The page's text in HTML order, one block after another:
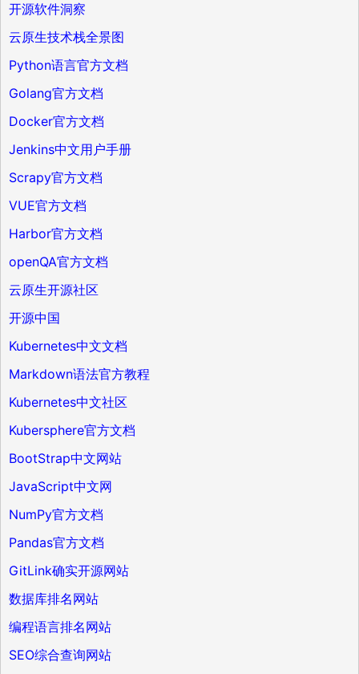
开源软件洞察
云原生技术栈全景图
Python语言官方文档
Golang官方文档
Docker官方文档
Jenkins中文用户手册
Scrapy官方文档
VUE官方文档
Harbor官方文档
openQA官方文档
云原生开源社区
开源中国
Kubernetes中文文档
Markdown语法官方教程
Kubernetes中文社区
Kubersphere官方文档
BootStrap中文网站
JavaScript中文网
NumPy官方文档
Pandas官方文档
GitLink确实开源网站
数据库排名网站
编程语言排名网站
SEO综合查询网站